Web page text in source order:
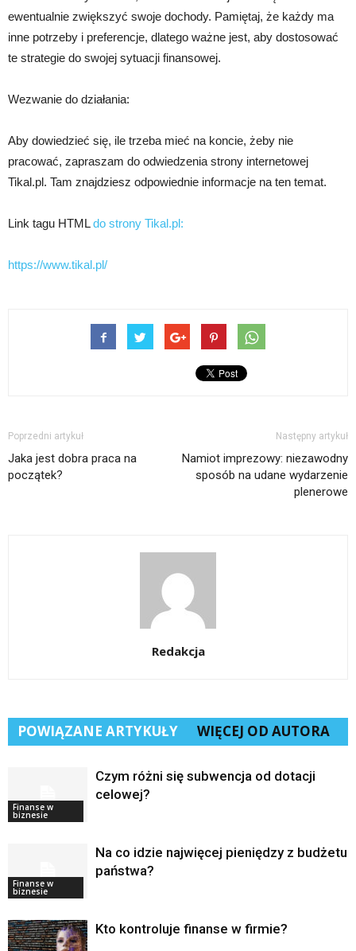
ewentualnie zwiększyć swoje dochody. Pamiętaj, że każdy ma
inne potrzeby i preferencje, dlatego ważne jest, aby dostosować
te strategie do swojej sytuacji finansowej.
Wezwanie do działania:
Aby dowiedzieć się, ile trzeba mieć na koncie, żeby nie
pracować, zapraszam do odwiedzenia strony internetowej
Tikal.pl. Tam znajdziesz odpowiednie informacje na ten temat.
Link tagu HTMLdo strony Tikal.pl:
https://www.tikal.pl/
Poprzedni artykuł
Jaka jest dobra praca na
początek?
Następny artykuł
Namiot imprezowy: niezawodny
sposób na udane wydarzenie
plenerowe
Redakcja
POWIĄZANE ARTYKUŁY WIĘCEJ OD AUTORA
Finanse w
biznesie
Czym różni się subwencja od dotacji
celowej?
Finanse w
biznesie
Na co idzie najwięcej pieniędzy z budżetu
państwa?
Kto kontroluje finanse w firmie?